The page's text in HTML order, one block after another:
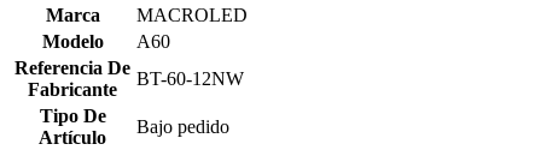
Marca
MACROLED
Modelo
A60
Referencia De
Fabricante
BT-60-12NW
Tipo De
Artículo
Bajo pedido